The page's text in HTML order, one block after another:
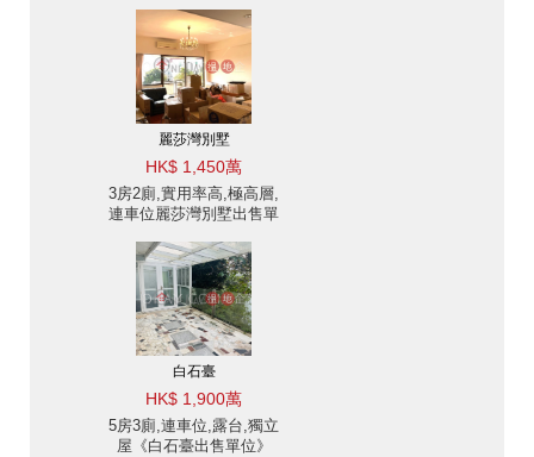
出售單位
麗莎灣別墅
HK$ 1,450萬
3房2廁,實用率高,極高層,
連車位麗莎灣別墅出售單
白石臺
HK$ 1,900萬
5房3廁,連車位,露台,獨立
屋《白石臺出售單位》